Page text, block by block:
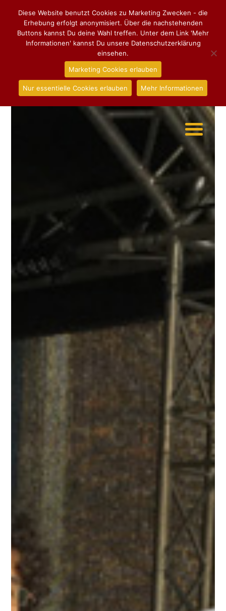
Diese Website benutzt Cookies zu Marketing Zwecken - die
Erhebung erfolgt anonymisiert. Über die nachstehenden
Buttons kannst Du deine Wahl treffen. Unter dem Link 'Mehr
Informationen' kannst Du unsere Datenschutzerklärung
einsehen.
Marketing Cookies erlauben
Nur essentielle Cookies erlauben Mehr Informationen